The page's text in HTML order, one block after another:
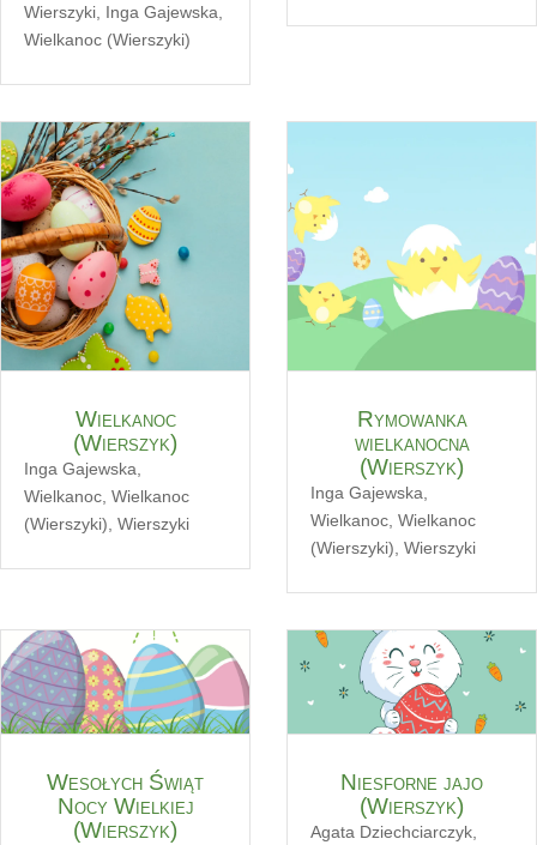
Wierszyki Inga Gajewska
Wielkanoc (Wierszyki)
Wielkanoc
(Wierszyk)
Inga Gajewska
Wielkanoc Wielkanoc
(Wierszyki) Wierszyki
Rymowanka
wielkanocna
(Wierszyk)
Inga Gajewska
Wielkanoc Wielkanoc
(Wierszyki) Wierszyki
Wesołych Świąt
Nocy Wielkiej
(Wierszyk)
Niesforne jajo
(Wierszyk)
Agata Dziechciarczyk,